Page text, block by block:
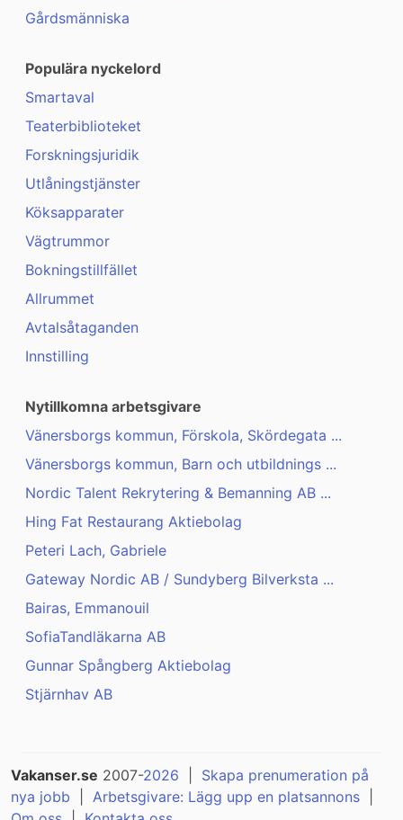
Gårdsmänniska
Populära nyckelord
Smartaval
Teaterbiblioteket
Forskningsjuridik
Utlåningstjänster
Köksapparater
Vägtrummor
Bokningstillfället
Allrummet
Avtalsåtaganden
Innstilling
Nytillkomna arbetsgivare
Vänersborgs kommun, Förskola, Skördegata ...
Vänersborgs kommun, Barn och utbildnings ...
Nordic Talent Rekrytering & Bemanning AB ...
Hing Fat Restaurang Aktiebolag
Peteri Lach, Gabriele
Gateway Nordic AB / Sundyberg Bilverksta ...
Bairas, Emmanouil
SofiaTandläkarna AB
Gunnar Spångberg Aktiebolag
Stjärnhav AB
Vakanser.se 2007-2026
Skapa prenumeration på
nya jobb
Arbetsgivare: Lägg upp en platsannons